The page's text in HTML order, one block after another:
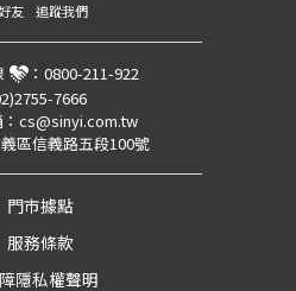
友 追蹤我們
： 0800-211-922
7666
cs@sinyi.com.tw
區信義路五段100號
門市據點
服務條款
隱私權聲明